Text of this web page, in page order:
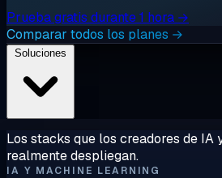
Prueba gratis durante 1 hora →
Comparar todos los planes →
Los stacks que los creadores de IA
realmente despliegan.
IA Y MACHINE LEARNING